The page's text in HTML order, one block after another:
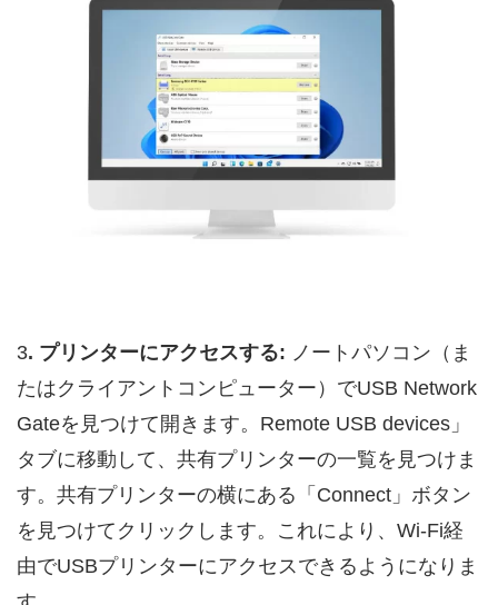
3. プリンターにアクセスする: ノートパソコン（ま
たはクライアントコンピューター）でUSB Network
Gateを見つけて開きます。Remote USB devices」
タブに移動して、共有プリンターの一覧を見つけま
す。共有プリンターの横にある「Connect」ボタン
を見つけてクリックします。これにより、Wi-Fi経
由でUSBプリンターにアクセスできるようになりま